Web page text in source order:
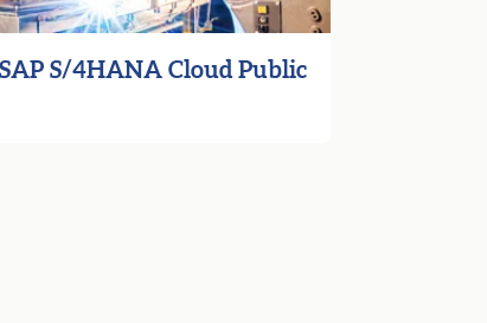
S/4HANA Cloud Public